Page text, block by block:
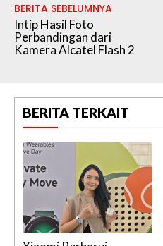
BERITA SEBELUMNYA
Intip Hasil Foto
Perbandingan dari
Kamera Alcatel Flash 2
BERITA TERKAIT